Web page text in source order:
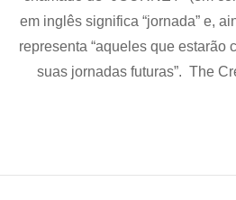
em inglês significa “jornada” e,
representa “aqueles que estarão
suas jornadas futuras”. The